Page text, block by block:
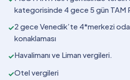
kategorisinde 4 gece 5 gün TAM
✓2 gece Venedik’te 4*merkezi
konaklaması
✓Havalimanı ve Liman vergileri.
✓Otel vergileri